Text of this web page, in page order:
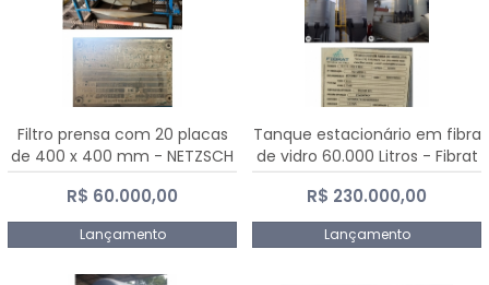
Filtro prensa com 20 placas
de 400 x 400 mm - NETZSCH
R$ 60.000,00
Lançamento
Tanque estacionário em fibra
de vidro 60.000 Litros - Fibrat
R$ 230.000,00
Lançamento